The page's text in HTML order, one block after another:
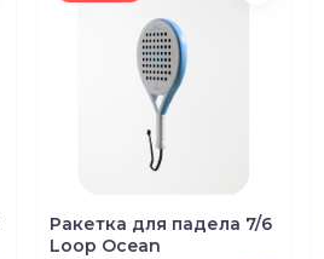
Ракетка для падела 7/6
Loop Ocean